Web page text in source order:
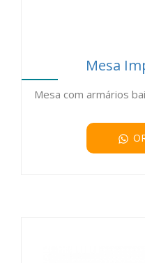
Mesa
Mesa com armários